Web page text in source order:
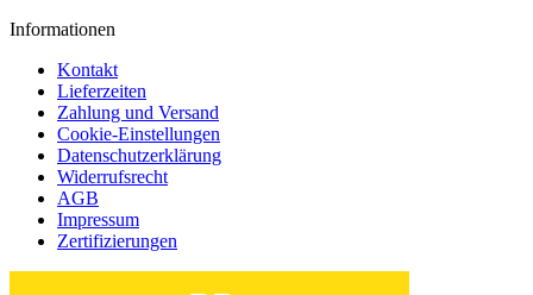
Informationen
Kontakt
Lieferzeiten
Zahlung und Versand
Cookie-Einstellungen
Datenschutzerklärung
Widerrufsrecht
AGB
Impressum
Zertifizierungen